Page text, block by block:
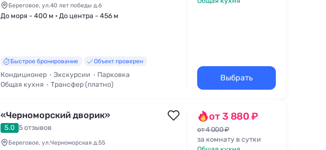
Береговое, ул.40 лет победы д.6
До моря - 400 м • До центра - 456 м
Быстрое бронирование Объект проверен
Кондиционер Экскурсии
Парковка
Общая кухня
Трансфер (платно)
Выбрать
«Черноморский дворик»
5.0 5 отзывов
Береговое, ул.Черноморская д.55
от 3 880 ₽
от 4 000 ₽
за комнату в сутки